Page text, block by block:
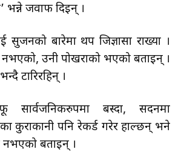
भन्ने जवाफ दिइन् ।
सुजनको बारेमा थप जिज्ञासा राख्यौँ ।
नभएको, उनी पोखराको भएको बताइन् ।
टारिरहिन् ।
बस्दा, सदनमा
कुराकानी पनि रेकर्ड गरेर हाल्छन् भने
बताइन् ।